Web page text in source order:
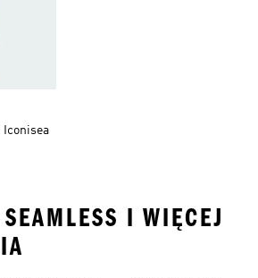
Iconisea
I WIĘCEJ